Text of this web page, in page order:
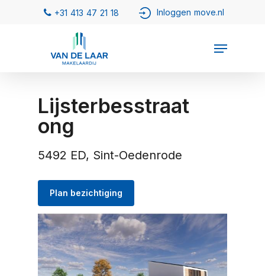
Lijsterbesstraat
ong
5492 ED, Sint-Oedenrode
Plan bezichtiging